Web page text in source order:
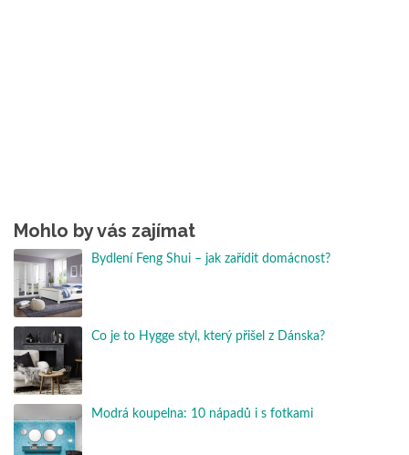
Mohlo by vás zajímat
Bydlení Feng Shui – jak zařídit domácnost?
Co je to Hygge styl, který přišel z Dánska?
Modrá koupelna: 10 nápadů i s fotkami